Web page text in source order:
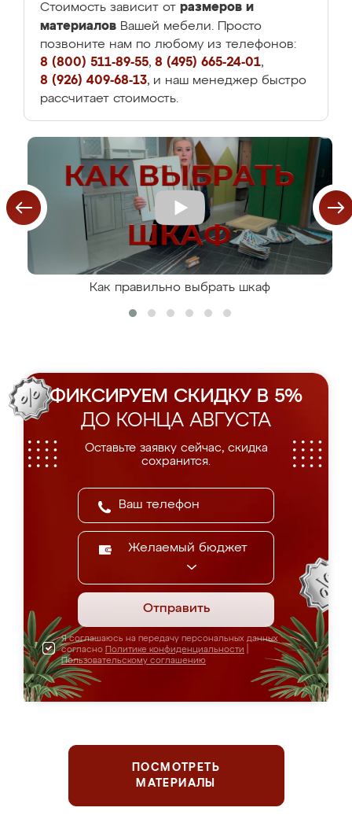
Стоимость зависит от размеров и
материалов Вашей мебели. Просто
позвоните нам по любому из телефонов:
8 (800) 511-89-55, 8 (495) 665-24-01,
8 (926) 409-68-13, и наш менеджер быстро
рассчитает стоимость.
Как правильно выбрать шкаф
ФИКСИРУЕМ СКИДКУ В 5%
ДО КОНЦА АВГУСТА
Оставьте заявку сейчас, скидка
сохранится.
Желаемый бюджет
Отправить
Я соглашаюсь на передачу персональных данных
согласно Политике конфиденциальности
Пользовательскому соглашению
ПОСМОТРЕТЬ
МАТЕРИАЛЫ